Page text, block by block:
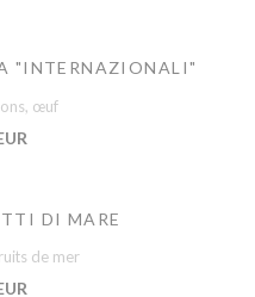
"INTERNAZIONALI"
œuf
DI MARE
de mer